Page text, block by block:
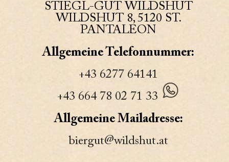
STIEGL-GUT WILDSHUT
WILDSHUT 8, 5120 ST.
PANTALEON
Allgemeine Telefonnummer:
+43 6277 64141
+43 664 78 02 71 33
Allgemeine Mailadresse:
biergut@wildshut.at